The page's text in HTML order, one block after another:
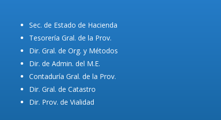
Sec. de Estado de Hacienda
Tesorería Gral. de la Prov.
Dir. Gral. de Org. y Métodos
Dir. de Admin. del M.E.
Contaduría Gral. de la Prov.
Dir. Gral. de Catastro
Dir. Prov. de Vialidad